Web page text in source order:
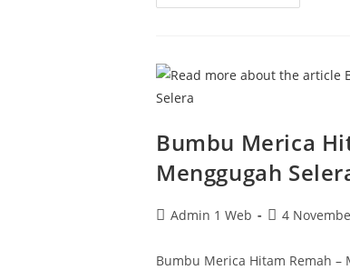
Bumbu Merica
Menggugah
Admin 1 Web 4
Bumbu Merica Hitam Remah